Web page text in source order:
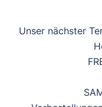
Unser nächster